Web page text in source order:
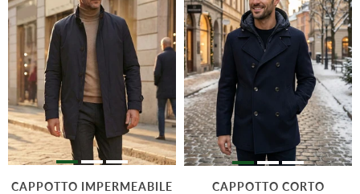
CAPPOTTO IMPERMEABILE
CAPPOTTO CORTO